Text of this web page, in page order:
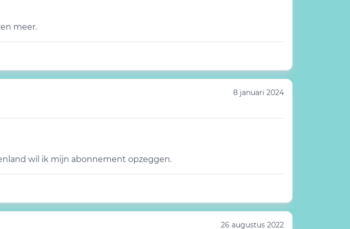
meer.
8 januari 2024
wil ik mijn abonnement opzeggen.
26 augustus 2022